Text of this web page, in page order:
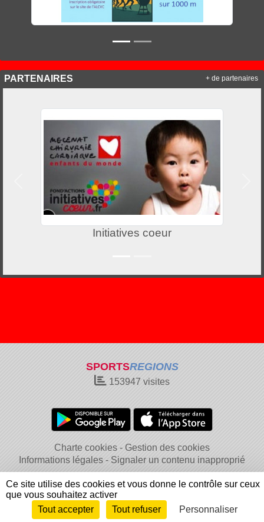
PARTENAIRES
Initiatives coeur
Précedent
+ de partenaires
SPORTSREGIONS
153947 visites
Charte cookies
Gestion des cookies
Informations légales
Signaler un contenu inapproprié
Envie de participer ? Connexion
Ce site utilise des cookies et vous donne le contrôle sur ceux
que vous souhaitez activer
Tout accepter
Tout refuser Personnaliser